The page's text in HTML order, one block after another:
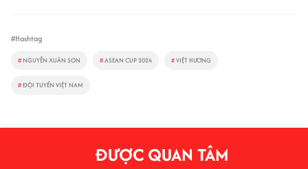
#Hashtag
# NGUYỄN XUÂN SON #ASEAN CUP 2024 #VIỆT HƯƠNG
#ĐỘI TUYỂN VIỆT NAM
ĐƯỢC QUAN TÂM